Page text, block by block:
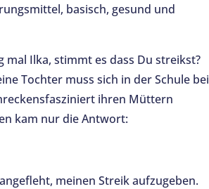
basisch, gesund und
mal Ilka, stimmt es dass Du streikst?
Tochter muss sich in der Schule bei
ihren Müttern
kam nur die Antwort:
meinen Streik aufzugeben.